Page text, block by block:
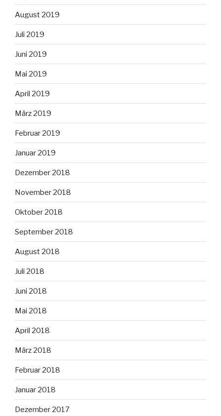
August 2019
Juli 2019
Juni 2019
Mai 2019
April 2019
März 2019
Februar 2019
Januar 2019
Dezember 2018
November 2018
Oktober 2018
September 2018
August 2018
Juli 2018
Juni 2018
Mai 2018
April 2018
März 2018
Februar 2018
Januar 2018
Dezember 2017